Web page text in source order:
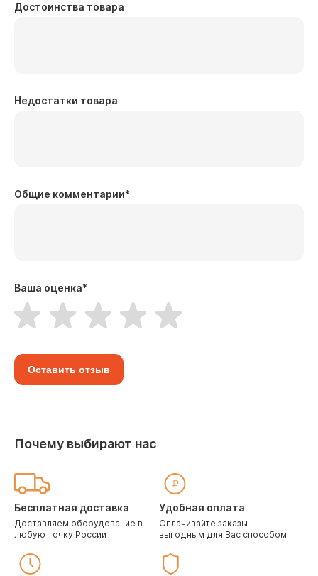
Достоинства товара
Недостатки товара
Общие комментарии*
Ваша оценка*
Оставить отзыв
Почему выбирают нас
Бесплатная доставка
Доставляем оборудование в
любую точку России
Удобная оплата
Оплачивайте заказы
выгодным для Вас способом